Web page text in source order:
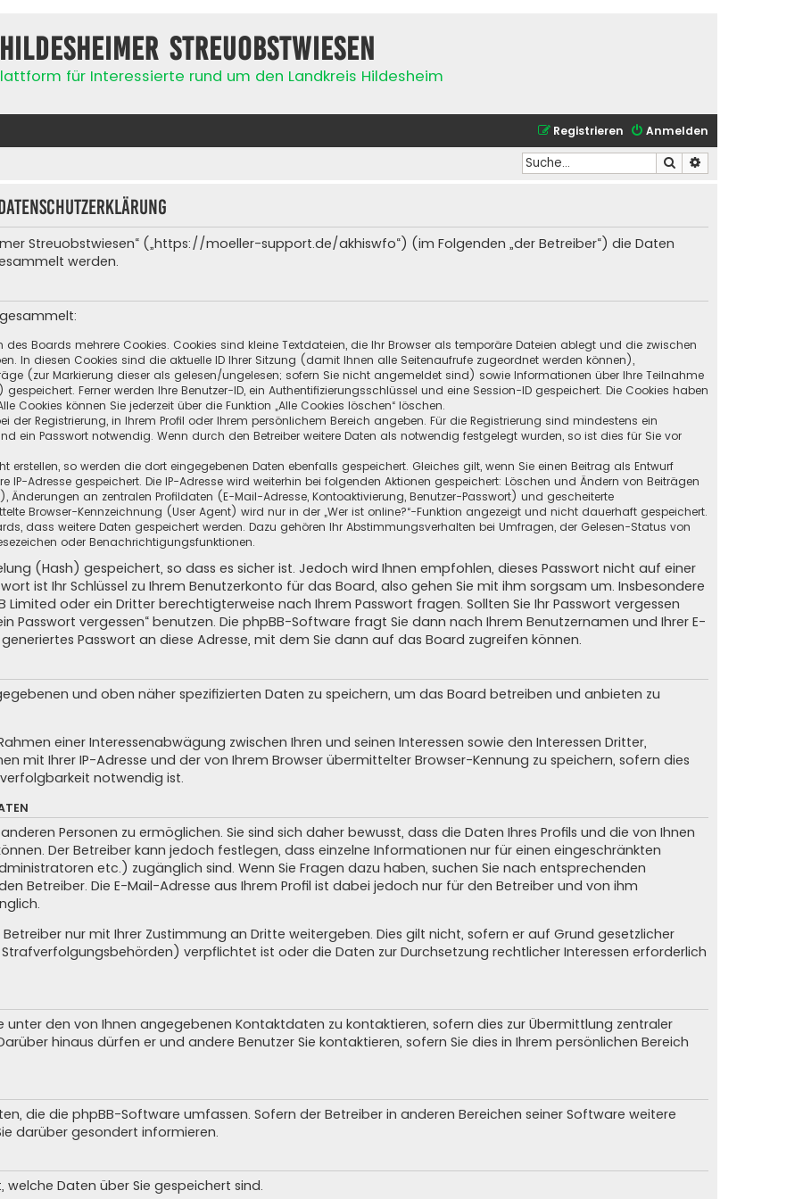
Streuobstwiesen
für Interessierte rund um den Landkreis Hildesheim
Anmelden
Registrieren
Suche
Streuobstwiesen“ („https://moeller-support.de/akhiswfo“) (im Folgenden „der Betreiber“) die Daten
werden.
des Boards mehrere Cookies. Cookies sind kleine Textdateien, die Ihr Browser als temporäre Dateien ablegt und die zwischen
In diesen Cookies sind die aktuelle ID Ihrer Sitzung (damit Ihnen alle Seitenaufrufe zugeordnet werden können),
(zur Markierung dieser als gelesen/ungelesen; sofern Sie nicht angemeldet sind) sowie Informationen über Ihre Teilnahme
Ferner werden Ihre Benutzer-ID, ein Authentifizierungsschlüssel und eine Session-ID gespeichert. Die Cookies haben
Cookies können Sie jederzeit über die Funktion „Alle Cookies löschen“ löschen.
der Registrierung, in Ihrem Profil oder Ihrem persönlichem Bereich angeben. Für die Registrierung sind mindestens ein
ein Passwort notwendig. Wenn durch den Betreiber weitere Daten als notwendig festgelegt wurden, so ist dies für Sie vor
erstellen, so werden die dort eingegebenen Daten ebenfalls gespeichert. Gleiches gilt, wenn Sie einen Beitrag als Entwurf
IP-Adresse gespeichert. Die IP-Adresse wird weiterhin bei folgenden Aktionen gespeichert: Löschen und Ändern von Beiträgen
an zentralen Profildaten (E-Mail-Adresse, Kontoaktivierung, Benutzer-Passwort) und gescheiterte
Browser-Kennzeichnung (User Agent) wird nur in der „Wer ist online?“-Funktion angezeigt und nicht dauerhaft gespeichert.
dass weitere Daten gespeichert werden. Dazu gehören Ihr Abstimmungsverhalten bei Umfragen, der Gelesen-Status von
oder Benachrichtigungsfunktionen.
(Hash) gespeichert, so dass es sicher ist. Jedoch wird Ihnen empfohlen, dieses Passwort nicht auf einer
ist Ihr Schlüssel zu Ihrem Benutzerkonto für das Board, also gehen Sie mit ihm sorgsam um. Insbesondere
Limited oder ein Dritter berechtigterweise nach Ihrem Passwort fragen. Sollten Sie Ihr Passwort vergessen
Passwort vergessen“ benutzen. Die phpBB-Software fragt Sie dann nach Ihrem Benutzernamen und Ihrer E-
Passwort an diese Adresse, mit dem Sie dann auf das Board zugreifen können.
und oben näher spezifizierten Daten zu speichern, um das Board betreiben und anbieten zu
einer Interessenabwägung zwischen Ihren und seinen Interessen sowie den Interessen Dritter,
mit Ihrer IP-Adresse und der von Ihrem Browser übermittelter Browser-Kennung zu speichern, sofern dies
notwendig ist.
Personen zu ermöglichen. Sie sind sich daher bewusst, dass die Daten Ihres Profils und die von Ihnen
Der Betreiber kann jedoch festlegen, dass einzelne Informationen nur für einen eingeschränkten
etc.) zugänglich sind. Wenn Sie Fragen dazu haben, suchen Sie nach entsprechenden
Betreiber. Die E-Mail-Adresse aus Ihrem Profil ist dabei jedoch nur für den Betreiber und von ihm
nur mit Ihrer Zustimmung an Dritte weitergeben. Dies gilt nicht, sofern er auf Grund gesetzlicher
verpflichtet ist oder die Daten zur Durchsetzung rechtlicher Interessen erforderlich
unter den von Ihnen angegebenen Kontaktdaten zu kontaktieren, sofern dies zur Übermittlung zentraler
hinaus dürfen er und andere Benutzer Sie kontaktieren, sofern Sie dies in Ihrem persönlichen Bereich
die die phpBB-Software umfassen. Sofern der Betreiber in anderen Bereichen seiner Software weitere
darüber gesondert informieren.
Daten über Sie gespeichert sind.